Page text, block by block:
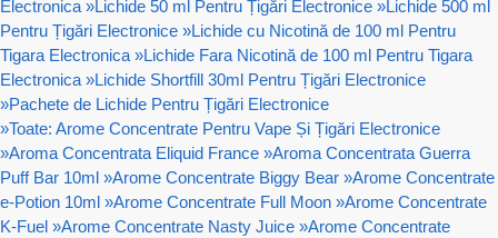
Electronica »Lichide 50 ml Pentru Țigări Electronice »Lichide 500 ml
Pentru Țigări Electronice »Lichide cu Nicotină de 100 ml Pentru
Tigara Electronica »Lichide Fara Nicotină de 100 ml Pentru Tigara
Electronica »Lichide Shortfill 30ml Pentru Țigări Electronice
»Pachete de Lichide Pentru Țigări Electronice
»Toate: Arome Concentrate Pentru Vape Și Țigări Electronice
»Aroma Concentrata Eliquid France »Aroma Concentrata Guerra
Puff Bar 10ml »Arome Concentrate Biggy Bear »Arome Concentrate
e-Potion 10ml »Arome Concentrate Full Moon »Arome Concentrate
K-Fuel »Arome Concentrate Nasty Juice »Arome Concentrate